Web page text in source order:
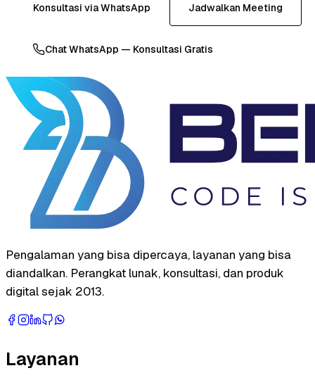
Konsultasi via WhatsApp Jadwalkan Meeting
Chat WhatsApp — Konsultasi Gratis
Pengalaman yang bisa dipercaya, layanan yang bisa
diandalkan. Perangkat lunak, konsultasi, dan produk
digital sejak 2013.
Layanan